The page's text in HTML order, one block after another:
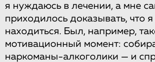
я нуждаюсь в лечении, а мне
приходилось доказывать, что я
находиться. Был, например,
мотивационный момент:
наркоманы-алкоголики — и